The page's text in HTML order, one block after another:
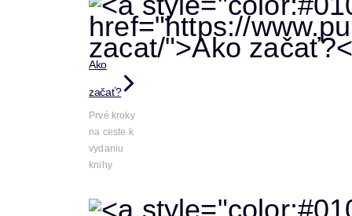
Ako
začať?
Prvé kroky
na ceste k
vydaniu
knihy